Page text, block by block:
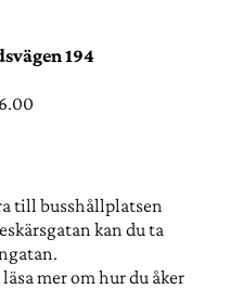
194
till busshållplatsen
kan du ta
mer om hur du åker